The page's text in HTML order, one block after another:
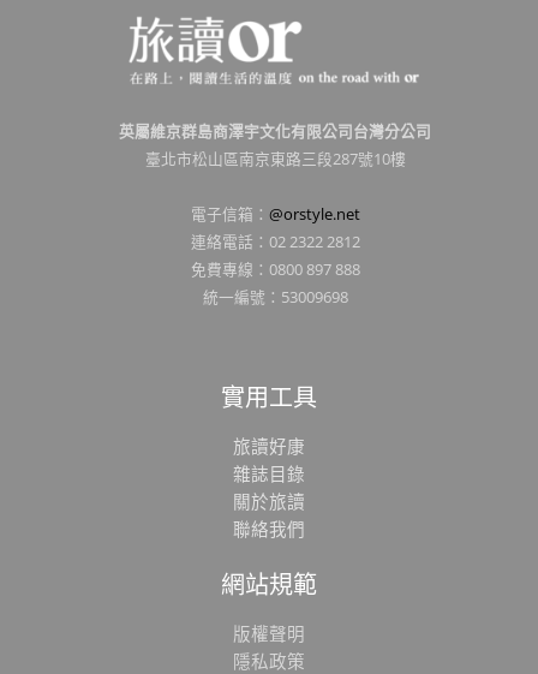
英屬維京群島商澤宇文化有限公司台灣分公司
臺北市松山區南京東路三段287號10樓
電子信箱： @orstyle.net
連絡電話：02 2322 2812
免費專線：0800 897 888
統一編號：53009698
實用工具
旅讀好康
雜誌目錄
關於旅讀
聯絡我們
網站規範
版權聲明
隱私政策